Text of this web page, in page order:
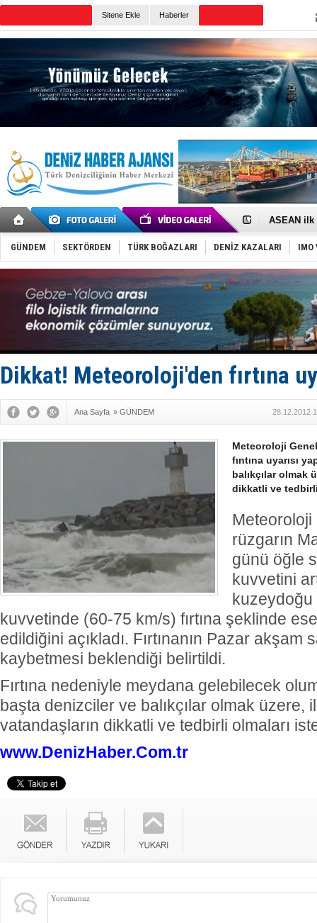
Sitene Ekle Haberler
D-Marin,
ASEAN ilk
TAYK -
İstanbul
Tersane
İngiliz
FESCO,
DESE,
35 milyon
İnsansız
Anadolu
GÜNDEM SEKTÖRDEN TÜRK BOĞAZLARI DENİZ KAZALARI IMO
Dikkat! Meteoroloji'den fırtına
Ana Sayfa » GÜNDEM 28.12.2012
Meteoroloji
fıntına uyarısı
balıkçılar olmak
dikkatli ve
rüzgarın
günü öğle
kuvvetini
kuvvetinde (60-75 km/s) fırtına şeklinde
edildiğini açıkladı. Fırtınanın Pazar akşam
kaybetmesi beklendiği belirtildi.
Fırtına nedeniyle meydana gelebilecek
başta denizciler ve balıkçılar olmak üzere,
vatandaşların dikkatli ve tedbirli olmaları
www.DenizHaber.Com.tr